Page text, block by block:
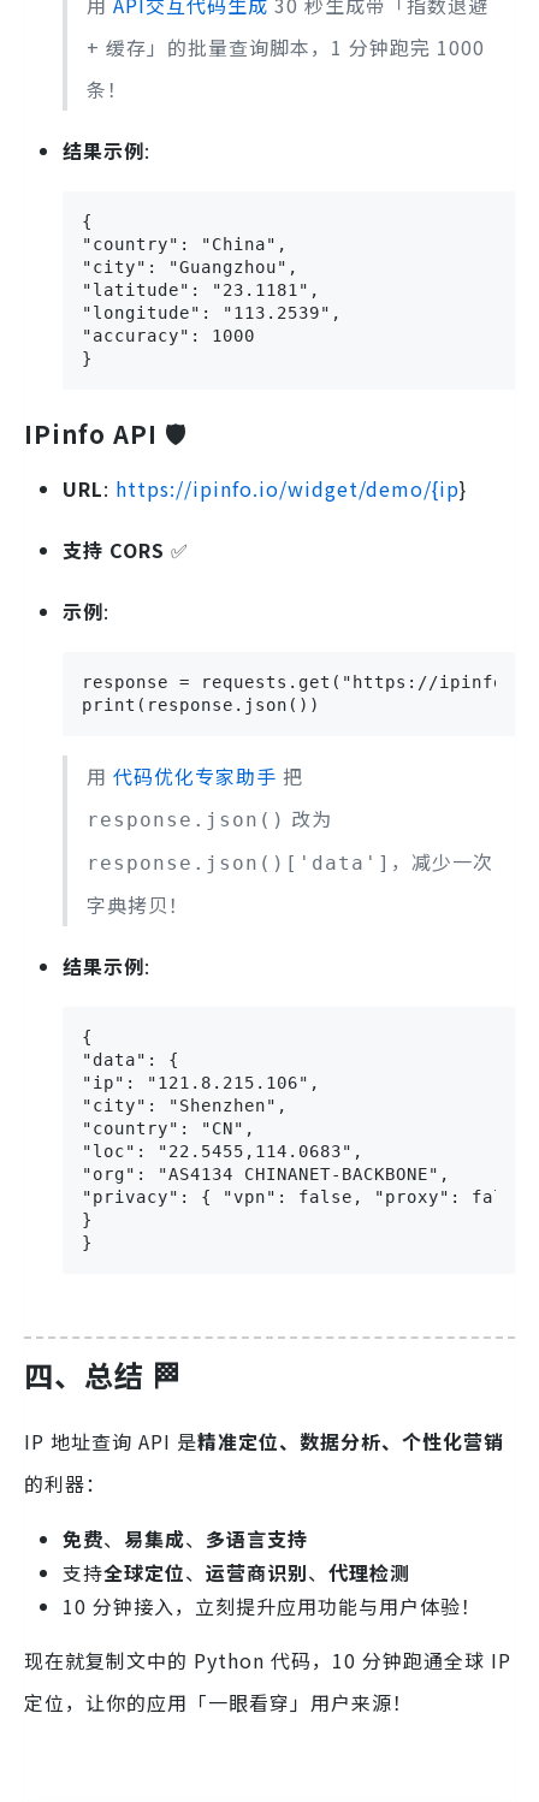
+ 缓存」的批量查询脚本，1 分钟跑完 1000
条！
结果示例:
{
"country": "China",
"city": "Guangzhou",
"latitude": "23.1181",
"longitude": "113.2539",
"accuracy": 1000
}
IPinfo API 🛡️
URL: https://ipinfo.io/widget/demo/{ip}
支持 CORS ✅
示例:
response = requests.get("https://ipinfo.io/
print(response.json())
用 代码优化专家助手 把
response.json() 改为
response.json()['data'] ，减少一次
字典拷贝！
结果示例:
{
"data": {
"ip": "121.8.215.106",
"city": "Shenzhen",
"country": "CN",
"loc": "22.5455,114.0683",
"org": "AS4134 CHINANET-BACKBONE",
"privacy": { "vpn": false, "proxy": false
}
}
四、总结 🏁
IP 地址查询 API 是精准定位、数据分析、个性化营销
的利器：
免费、 易集成、 多语言支持
支持全球定位、 运营商识别、 代理检测
10 分钟接入，立刻提升应用功能与用户体验！
现在就复制文中的 Python 代码，10 分钟跑通全球 IP
定位，让你的应用「一眼看穿」用户来源！